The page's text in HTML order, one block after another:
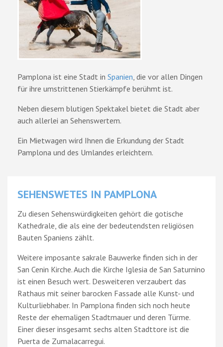
Pamplona ist eine Stadt in Spanien, die vor allen Dingen
für ihre umstrittenen Stierkämpfe berühmt ist.
Neben diesem blutigen Spektakel bietet die Stadt aber
auch allerlei an Sehenswertem.
Ein Mietwagen wird Ihnen die Erkundung der Stadt
Pamplona und des Umlandes erleichtern.
SEHENSWETES IN PAMPLONA
Zu diesen Sehenswürdigkeiten gehört die gotische
Kathedrale, die als eine der bedeutendsten religiösen
Bauten Spaniens zählt.
Weitere imposante sakrale Bauwerke finden sich in der
San Cenin Kirche. Auch die Kirche Iglesia de San Saturnino
ist einen Besuch wert. Desweiteren verzaubert das
Rathaus mit seiner barocken Fassade alle Kunst- und
Kulturliebhaber. In Pamplona finden sich noch heute
Reste der ehemaligen Stadtmauer und deren Türme.
Einer dieser insgesamt sechs alten Stadttore ist die
Puerta de Zumalacarregui.